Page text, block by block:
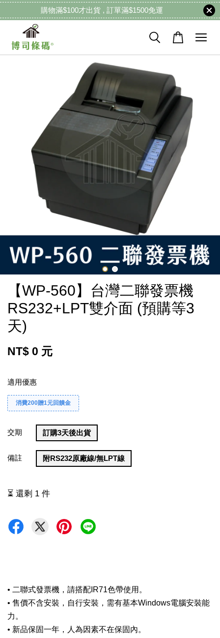
購物滿$100才出貨 , 訂單滿$1500免運
【WP-560】台灣二聯發票機
RS232+LPT雙介面 (預購等3
天)
NT$ 0 元
適用優惠
消費200贈1元回饋金
交期 訂購3天後出貨
備註 附RS232原廠線/無LPT線
⏳ 還剩 1 件
• 二聯式發票機，請搭配IR71色帶使用。
• 售價不含安裝，自行安裝，需有基本Windows電腦安裝能
力。
• 新品保固一年，人為因素不在保固內。